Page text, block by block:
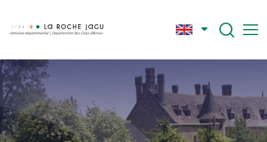
Skip
to
main
content